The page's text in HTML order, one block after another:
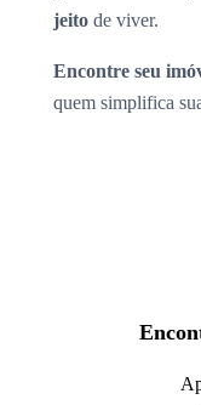
jeito de viver.
Encontre seu
quem simplifica